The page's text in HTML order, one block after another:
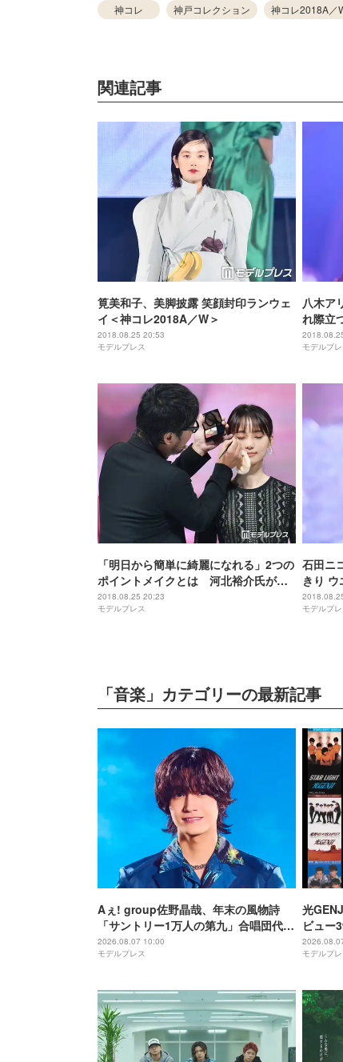
神コレ 神戸コレクション 神コレ2018A／
関連記事
筧美和子、美脚披露 笑顔封印ランウェ
イ＜神コレ2018A／W＞
2018.08.25 20:53
モデルプレス
八木ア
れ際立
レ
モデルプ
「明日から簡単に綺麗になれる」2つの
ポイントメイクとは 河北裕介氏が解
説＜神コレ2018A／W＞
2018.08.25 20:23
モデルプレス
石田ニ
きり
レ
モデルプ
「音楽」カテゴリーの最新記事
Aぇ! group佐野晶哉、年末の風物詩
「サントリー1万人の第九」合唱団代表
に就任 3か月のレッスン経て本番に臨
む
2026.08.07 10:00
モデルプレス
光
ビュー
年まで
順次配
モデルプ